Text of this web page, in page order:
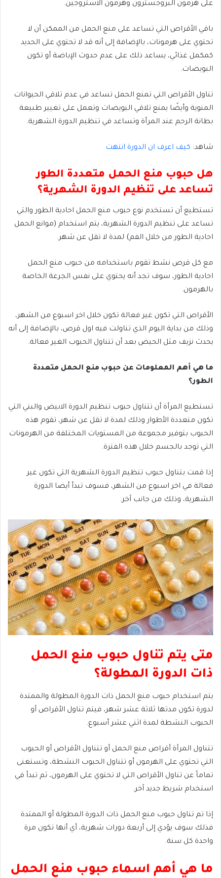
على هرمون البروجسترون وهرمون الاستروجين.
باقي الأقراص التي تساعد على منع الحمل من الممكن أن لا
تحتوي على هرمونات، بالإضافة إلى أنه قد لا تحتوي على الحديد
كمكمل غذائي، يساعد ذلك على عدم حدوث الإباضة أو تكون
البويضات.
تناول الأقراص التي تمنع الحمل تساعد في عدم تلاقي الحيوانات
المنوية وأيضًا يمنع تلاقي البويضات وتعمل على تغيير طبيعة
بطانة الرحم عند المرأة وتساعد في تنظيم الدورة الشهرية.
شاهد: كيف اعرف ان الدورة انتهت
هل حبوب منع الحمل متعددة الطور
تساعد على تنظيم الدورة الشهرية؟
تستطيع أن تستخدم نوع حبوب منع الحمل احادية الطور والتي
تساعد على تنظيم الدورة الشهرية، يتم استخدام (موانع الحمل
احادية الطور من خلال الفم) لمدة لا تقل عن شهر.
مع كل قرص نشط تقوم باستخدامه من حبوب منع الحمل
احادية الطور، سوف تجد أنه يحتوي على نفس الجرعة الخاصة
بالهرمون.
الأقراص التي تكون غير فعالة تكون خلال اخر اسبوع من الشهر،
وذلك من بداية اليوم الذي تناولت فيه اول قرص، بالإضافة إلى أنه
يحدث نزيف مثل الحيض بعد أن تتناول الحبوب الغير فعالة.
ما هي أهم المعلومات عن حبوب منع الحمل متعددة
الطور؟
تستطيع المرأة أن تتناول حبوب تنظيم الدورة الابيض والبني التي
تكون متعددة الأطوار وذلك لمدة لا تقل عن شهر، تقوم هذه
الحبوب بتوفير مجموعة من المستويات المختلفة من الهرمونات
التي توجد بالجسم خلال هذه الفترة.
إذا قمت بتناول حبوب تنظيم الدورة الشهرية التي تكون غير
فعالة في اخر اسبوع من الشهر، فسوف تبدأ أيضا الدورة
الشهرية، وذلك من جانب آخر.
متى يتم تناول حبوب منع الحمل
ذات الدورة المطولة؟
يتم استخدام حبوب منع الحمل ذات الدورة المطولة والممتدة
لدورة تكون مدتها ثلاثة عشر شهر، فيتم تناول الأقراص أو
الحبوب النشطة لمدة اثني عشر أسبوع.
تتناول المرأة أقراص منع الحمل أو تتناول الأقراص أو الحبوب
التي تحتوي على الهرمون أو تتناول الحبوب النشطة، وتستغنى
تماماً عن تناول الأقراص التي لا تحتوي على الهرمون، ثم تبدأ في
استخدام شريط جديد آخر.
إذا تم تناول حبوب منع الحمل ذات الدورة المطولة أو الممتدة
فذلك سوف يؤدي إلى أربعة دورات شهرية، أي أنها تكون مرة
واحدة كل سنة.
ما هي أهم اسماء حبوب منع الحمل